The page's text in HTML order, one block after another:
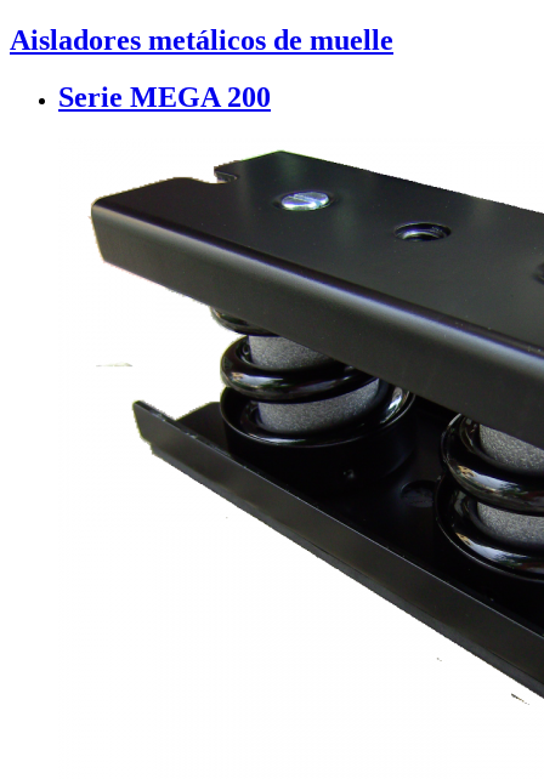
Aisladores metálicos de muelle
Serie MEGA 200